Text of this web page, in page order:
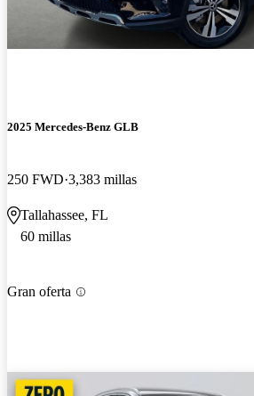
2025 Mercedes-Benz GLB
250 FWD 3,383 millas
Tallahassee, FL
60 millas
Gran oferta